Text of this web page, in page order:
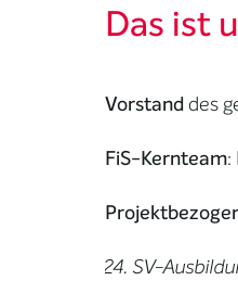
Das ist
Vorstanddes
FiS-Kernteam:
24. SV-